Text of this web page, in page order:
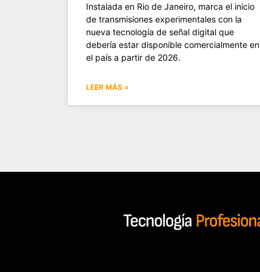
Instalada en Rio de Janeiro, marca el inicio
de transmisiones experimentales con la
nueva tecnología de señal digital que
debería estar disponible comercialmente en
el país a partir de 2026.
LEER MÁS »